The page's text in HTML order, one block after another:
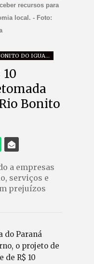
recursos para
local. - Foto:
RIO BONITO DO IGUAÇU
Bonito
a empresas
serviços e
prejuízos
do Paraná
o projeto de
de R$ 10